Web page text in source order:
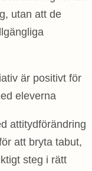
utan att de
är positivt för
eleverna
attitydförändring
att bryta tabut,
steg i rätt